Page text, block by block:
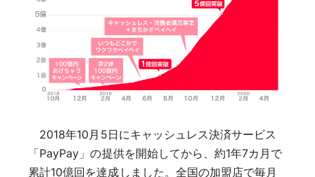
2018年10月5日にキャッシュレス決済サービス
「PayPay」の提供を開始してから、約1年7カ月で
累計10億回を達成しました。全国の加盟店で毎月